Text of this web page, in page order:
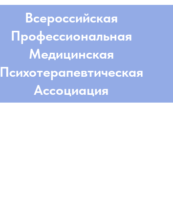
Всероссийская
Профессиональная
Медицинская
Психотерапевтическая
Ассоциация